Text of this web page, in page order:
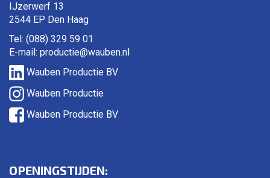
IJzerwerf 13
2544 EP Den Haag
Tel: (088) 329 59 01
E-mail: productie@wauben.nl
Wauben Productie BV
Wauben Productie
Wauben Productie BV
OPENINGSTIJDEN: